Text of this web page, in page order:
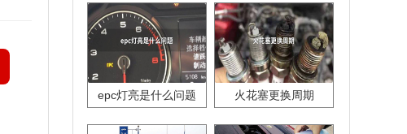
epc灯亮是什么问题 火花塞更换周期